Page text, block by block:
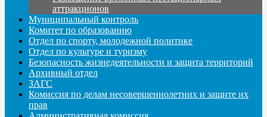
аттракционов
Муниципальный контроль
Комитет по образованию
Отдел по спорту, молодежной политике
Отдел по культуре и туризму
Безопасность жизнедеятельности и защита территорий
Архивный отдел
ЗАГС
Комиссия по делам несовершеннолетних и защите их
прав